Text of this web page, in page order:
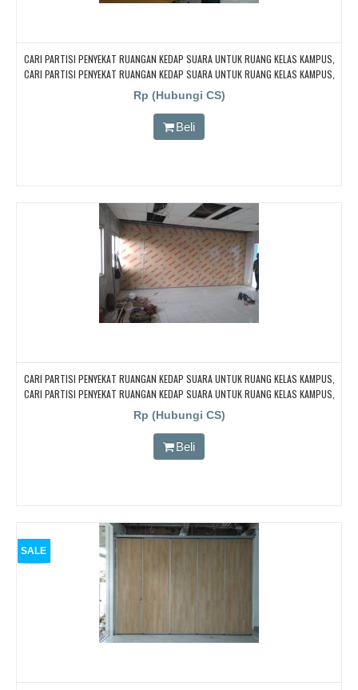
CARI PARTISI PENYEKAT RUANGAN KEDAP SUARA UNTUK RUANG KELAS KAMPUS,
CARI PARTISI PENYEKAT RUANGAN KEDAP SUARA UNTUK RUANG KELAS KAMPUS,
CARI PARTISI PENYEKAT RUANGAN KEDAP SUARA UNTUK RUANG KELAS KAMPUS,
CARI PARTISI PENYEKAT RUANGAN KEDAP SUARA UNTUK RUANG KELAS KAMPUS,
CARI PARTISI PENYEKAT RUANGAN KEDAP SUARA UNTUK RUANG KELAS KAMPUS
Rp (Hubungi CS)
Beli
CARI PARTISI PENYEKAT RUANGAN KEDAP SUARA UNTUK RUANG KELAS KAMPUS,
CARI PARTISI PENYEKAT RUANGAN KEDAP SUARA UNTUK RUANG KELAS KAMPUS,
CARI PARTISI PENYEKAT RUANGAN KEDAP SUARA UNTUK RUANG KELAS KAMPUS,
CARI PARTISI PENYEKAT RUANGAN KEDAP SUARA UNTUK RUANG KELAS KAMPUS,
CARI PARTISI PENYEKAT RUANGAN KEDAP SUARA UNTUK RUANG KELAS KAMPUS
Rp (Hubungi CS)
Beli
SALE